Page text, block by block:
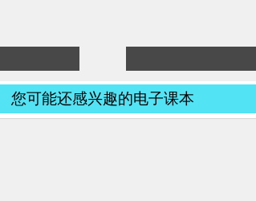
您可能还感兴趣的电子课本